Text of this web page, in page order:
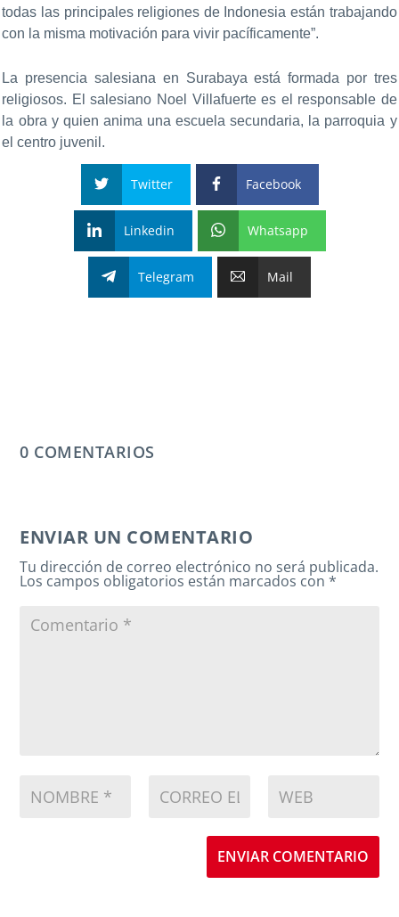
todas las principales religiones de Indonesia están trabajando
con la misma motivación para vivir pacíficamente”.
La presencia salesiana en Surabaya está formada por tres
religiosos. El salesiano Noel Villafuerte es el responsable de
la obra y quien anima una escuela secundaria, la parroquia y
el centro juvenil.
Twitter Facebook
Linkedin Whatsapp
Telegram Mail
0 COMENTARIOS
ENVIAR UN COMENTARIO
Tu dirección de correo electrónico no será publicada.
Los campos obligatorios están marcados con*
ENVIAR COMENTARIO